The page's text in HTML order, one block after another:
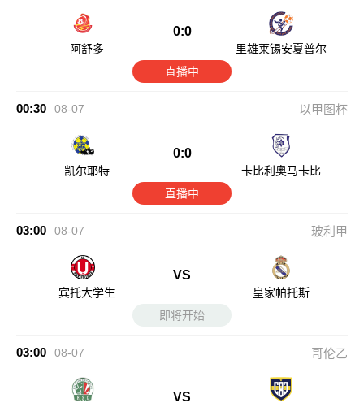
阿舒多
0:0
里雄莱锡安夏普尔
直播中
00:30 08-07 以甲图杯
凯尔耶特
0:0
卡比利奥马卡比
直播中
03:00 08-07 玻利甲
宾托大学生
VS
皇家帕托斯
即将开始
03:00 08-07 哥伦乙
VS